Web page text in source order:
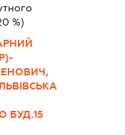
%)
БУД.15